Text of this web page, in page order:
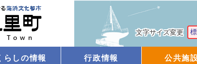
文字サイズ変更
らしの情報 行政情報 公共施